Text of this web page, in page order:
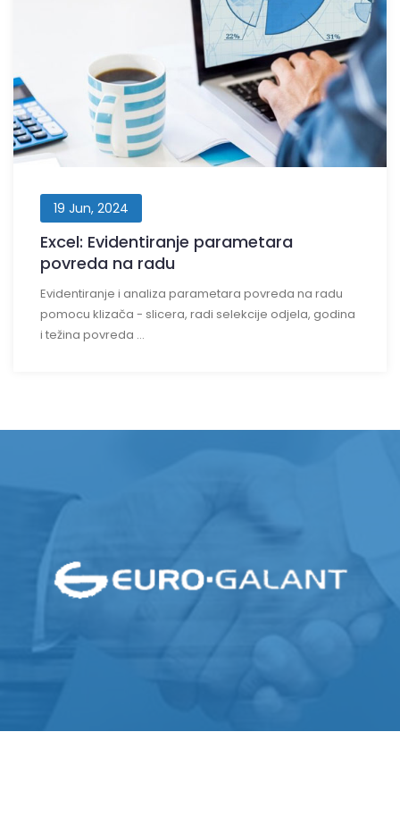
19 Jun, 2024
Excel: Evidentiranje parametara
povreda na radu
Evidentiranje i analiza parametara povreda na radu
pomocu klizača - slicera, radi selekcije odjela, godina
i težina povreda ...